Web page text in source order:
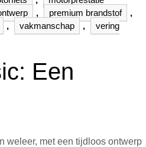
, premium brandstof
,
, vakmanschap ,
vering
Een
weleer, met een tijdloos ontwerp